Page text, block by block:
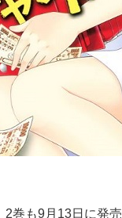
2巻も9月13日に発売